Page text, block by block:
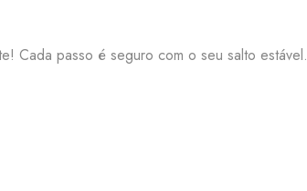
Cada passo é seguro com o seu salto estável.